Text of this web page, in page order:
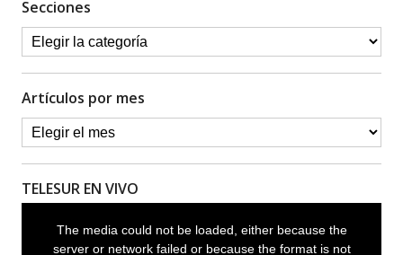
Secciones
Artículos por mes
TELESUR EN VIVO